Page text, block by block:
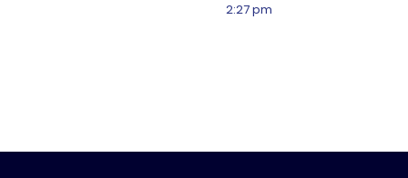
2:27 pm